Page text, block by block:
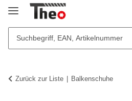
Zurück zur Liste Balkenschuhe